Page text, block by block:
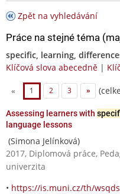
Zpět na vyhledávání
Práce na stejné téma
specific, learning,
Klíčová slova abecedně |
« 1 2 3 »
Assessing learners with
language lessons
(Simona Jelínková)
2017, Diplomová práce,
univerzita
• https://is.muni.cz/th/